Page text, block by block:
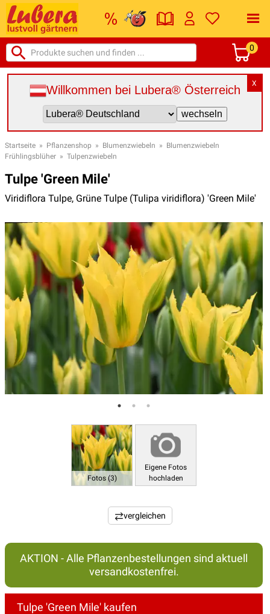
0
X
Willkommen bei Lubera® Österreich
Startseite » Pflanzenshop » Blumenzwiebeln » Blumenzwiebeln
Frühlingsblüher » Tulpenzwiebeln
Tulpe 'Green Mile'
Viridiflora Tulpe, Grüne Tulpe (Tulipa viridiflora) 'Green Mile'
Fotos (3)
Eigene Fotos
hochladen
vergleichen
AKTION - Alle Pflanzenbestellungen sind aktuell
versandkostenfrei.
Tulpe 'Green Mile' kaufen